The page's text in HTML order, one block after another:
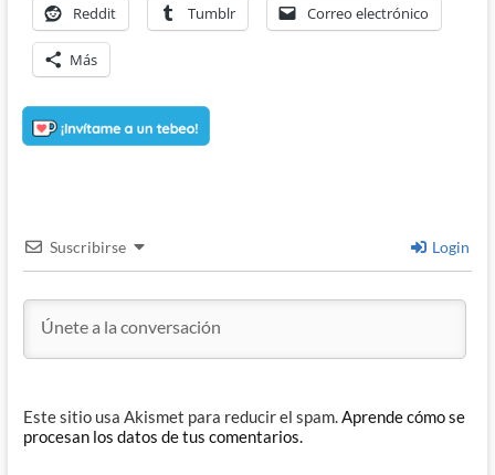
Reddit Tumblr Correo electrónico
Más
Suscribirse Login
Este sitio usa Akismet para reducir el spam.Aprende cómo se
procesan los datos de tus comentarios.